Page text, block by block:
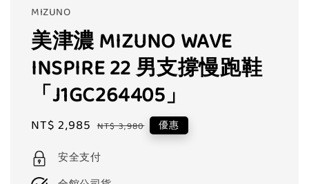
MIZUNO
美津濃 MIZUNO WAVE
INSPIRE 22 男支撐慢跑鞋
「J1GC264405」
Sale
NT$ 2,985 Regular
NT$ 3,980 優惠
安全支付